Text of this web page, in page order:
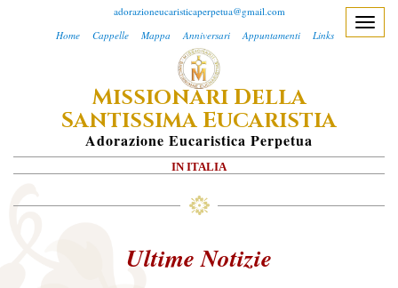
adorazioneucaristicaperpetua@gmail.com
Home
Cappelle Mappa Anniversari Appuntamenti Links
MISSIONARI DELLA
SANTISSIMA EUCARISTIA
ADorazione EUcaristica PErpetua
IN ITALIA
T
n
v
Ultime Notizie